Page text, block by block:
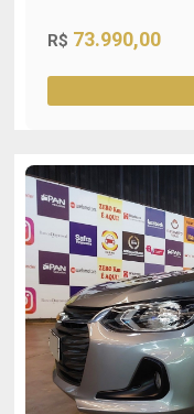
R$ 73.990,00